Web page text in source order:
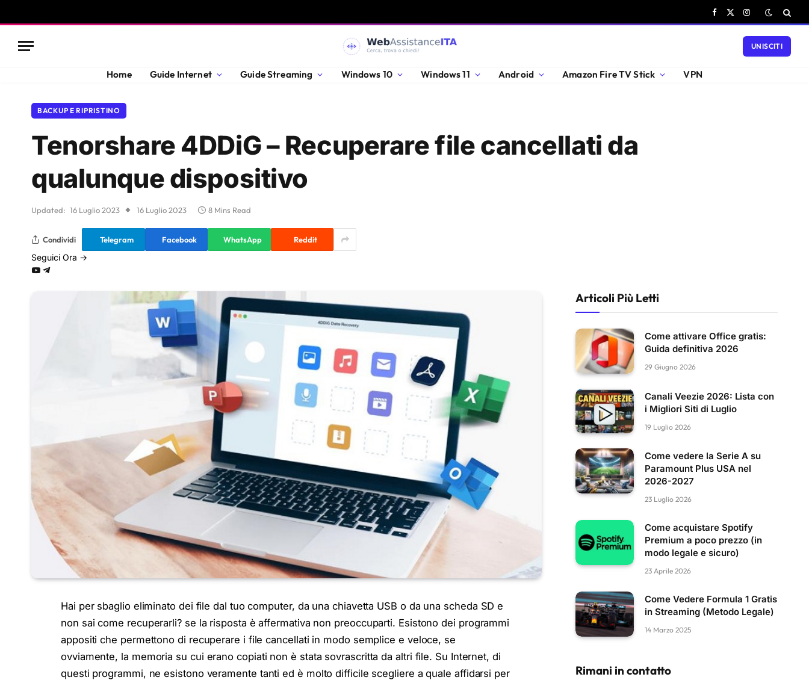
Facebook
X
Instagram
UNISCITI
Home Guide Internet Guide Streaming Windows 10 Windows 11 Android Amazon Fire TV Stick VPN
BACKUP E RIPRISTINO
Tenorshare 4DDiG – Recuperare file cancellati da
qualunque dispositivo
Updated: 16 Luglio 2023 16 Luglio 2023 8 Mins Read
Condividi Telegram Facebook WhatsApp Reddit
Seguici Ora →
GoogleYouTube
Hai per sbaglio eliminato dei file dal tuo computer, da una chiavetta USB o da una scheda SD e
non sai come recuperarli? se la risposta è affermativa non preoccuparti. Esistono dei programmi
appositi che permettono di recuperare i file cancellati in modo semplice e veloce, se
ovviamente, la memoria su cui erano copiati non è stata sovrascritta da altri file. Su Internet, di
questi programmi, ne esistono veramente tanti ed è molto difficile scegliere a quale affidarsi per
Articoli Più Letti
Come attivare Office gratis:
Guida definitiva 2026
29 Giugno 2026
Canali Veezie 2026: Lista con
i Migliori Siti di Luglio
19 Luglio 2026
Come vedere la Serie A su
Paramount Plus USA nel
2026-2027
23 Luglio 2026
Come acquistare Spotify
Premium a poco prezzo (in
modo legale e sicuro)
23 Aprile 2026
Come Vedere Formula 1 Gratis
in Streaming (Metodo Legale)
14 Marzo 2025
Rimani in contatto